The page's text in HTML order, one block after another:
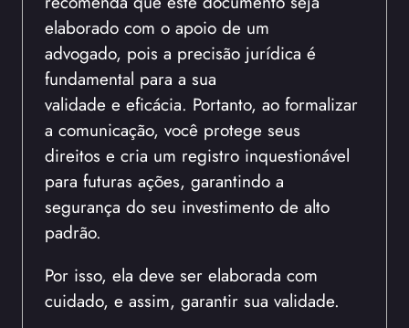
elaborado com o apoio de um
advogado, pois a precisão jurídica é
fundamental para a sua
validade e eficácia. Portanto, ao formalizar
a comunicação, você protege seus
direitos e cria um registro inquestionável
para futuras ações, garantindo a
segurança do seu investimento de alto
padrão.
Por isso, ela deve ser elaborada com
cuidado, e assim, garantir sua validade.